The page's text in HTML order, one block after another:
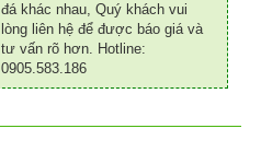
đá khác nhau, Quý khách vui
lòng liên hệ để được báo giá và
tư vấn rõ hơn. Hotline:
0905.583.186